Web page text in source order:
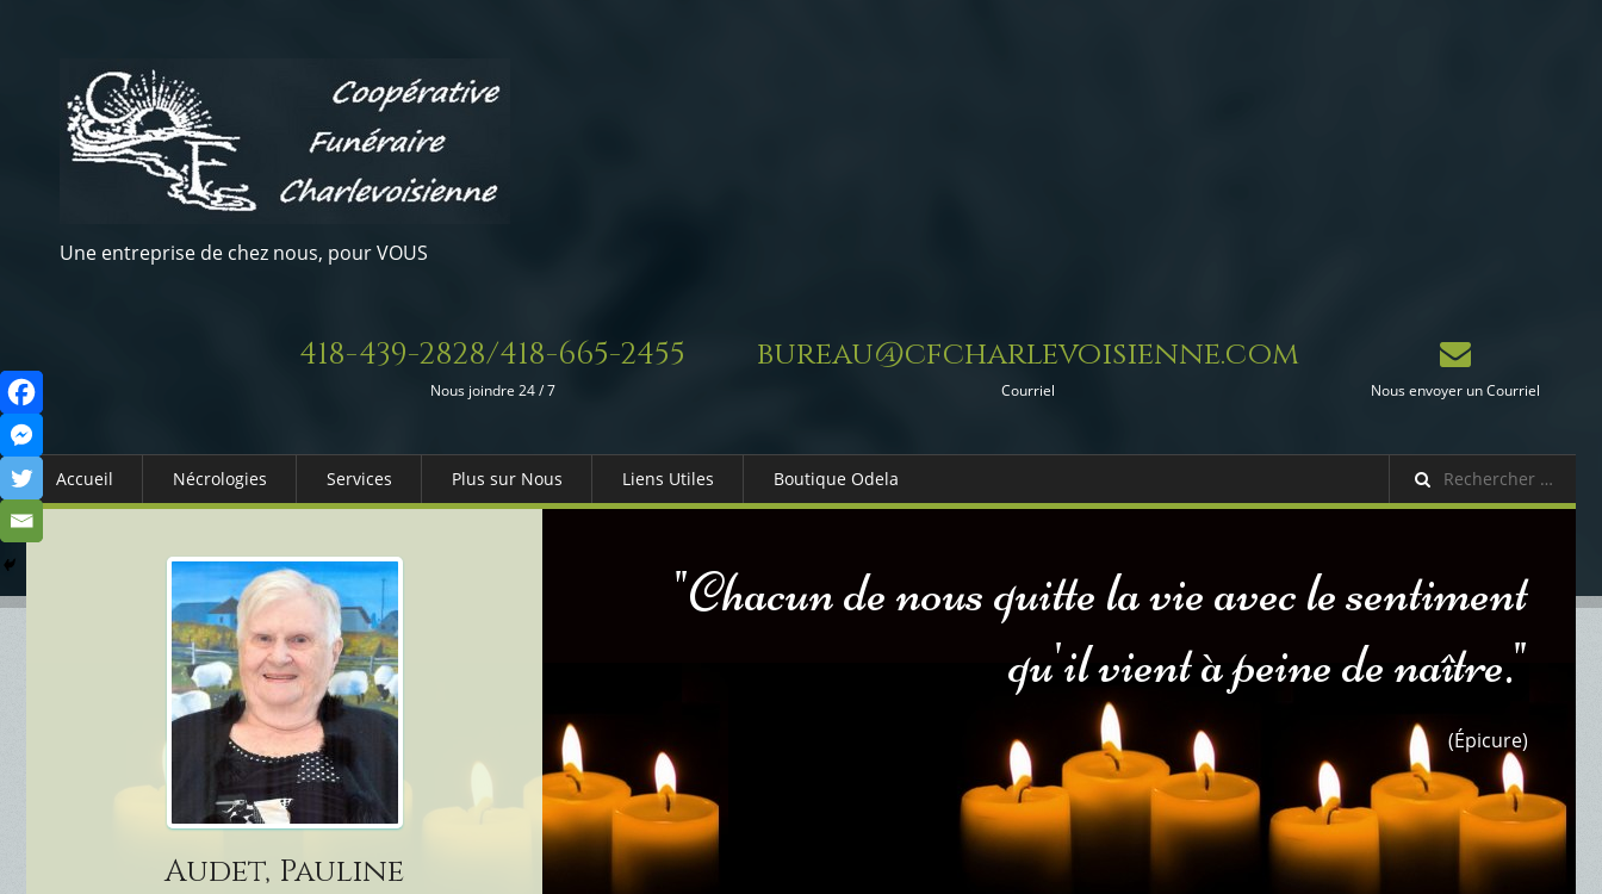
Une entreprise de chez nous, pour VOUS
418-439-2828/418-665-2455
Nous joindre 24 / 7
bureau@cfcharlevoisienne.com
Courriel Nous envoyer un Courriel
Accueil Nécrologies Services
Columbarium
Services Funéraires
Plus sur Nous Liens Utiles
Services Gouv. et Autres
Boutique Odela
Audet, Pauline
"Chacun de nous quitte la vie avec le sentiment
qu'il vient à peine de naître."
(Épicure)